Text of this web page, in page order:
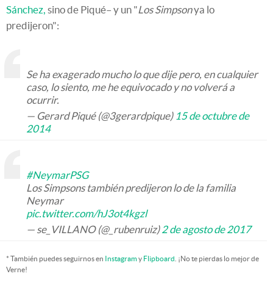
Sánchez, sino de Piqué– y un "Los Simpsonya lo
predijeron":
Se ha exagerado mucho lo que dije pero, en cualquier
caso, lo siento, me he equivocado y no volverá a
ocurrir.
— Gerard Piqué (@3gerardpique) 15 de octubre de
2014
#NeymarPSG
Los Simpsons también predijeron lo de la familia
Neymar
pic.twitter.com/hJ3ot4kgzl
— se_VILLANO (@_rubenruiz)2 de agosto de 2017
* También puedes seguirnos en Instagramy Flipboard . ¡No te pierdas lo mejor de
Verne!